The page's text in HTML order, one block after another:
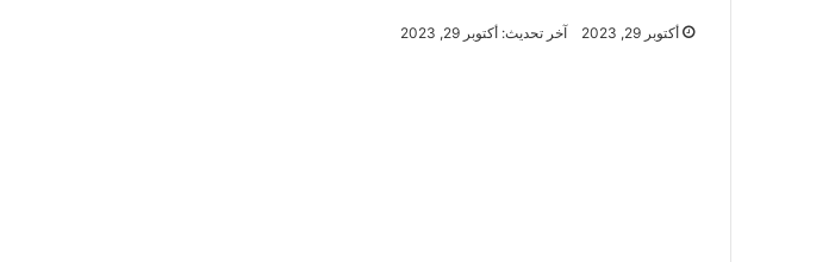
أكتوبر 29, 2023 آخر تحديث: أكتوبر 29, 2023